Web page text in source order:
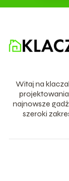
Witaj na
najnowsze
szeroki